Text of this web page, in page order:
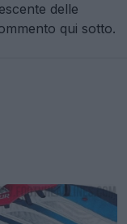
delle
qui sotto.